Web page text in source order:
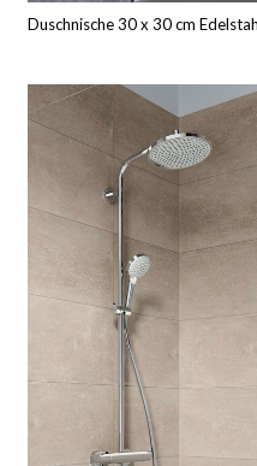
Duschnische 30 x 30 cm